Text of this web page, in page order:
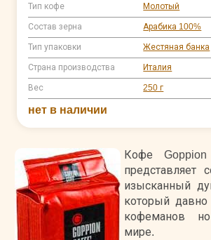
Кофе
представляет
изысканный
который
кофеманов
мире.
Тип кофе Молотый
Состав зерна Арабика 100%
Тип упаковки Жестяная банка
Страна производства Италия
Вес 250 г
нет в наличии